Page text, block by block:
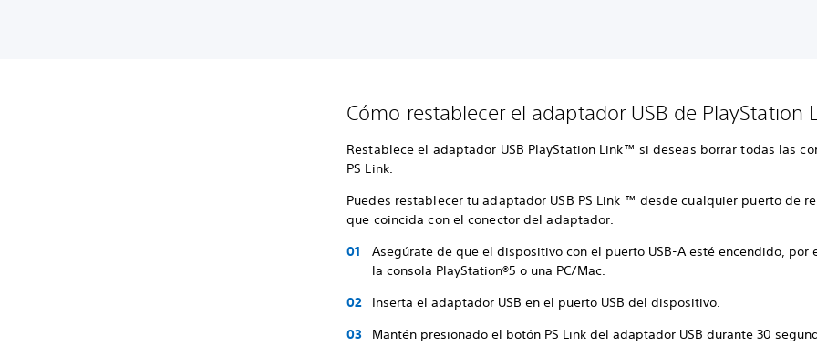
Cómo restablecer el adaptador USB de PlayStation
Restablece el adaptador USB PlayStation Link™ si deseas borrar todas las
PS Link.
Puedes restablecer tu adaptador USB PS Link ™ desde cualquier puerto de
que coincida con el conector del adaptador.
Asegúrate de que el dispositivo con el puerto USB-A esté encendido, por
la consola PlayStation®5 o una PC/Mac.
Inserta el adaptador USB en el puerto USB del dispositivo.
Mantén presionado el botón PS Link del adaptador USB durante 30